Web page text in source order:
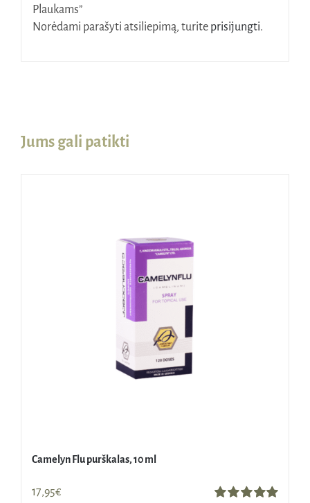
Plaukams”
Norėdami parašyti atsiliepimą, turite prisijungti.
Jums gali patikti
Camelyn Flu purškalas, 10 ml
17,95€